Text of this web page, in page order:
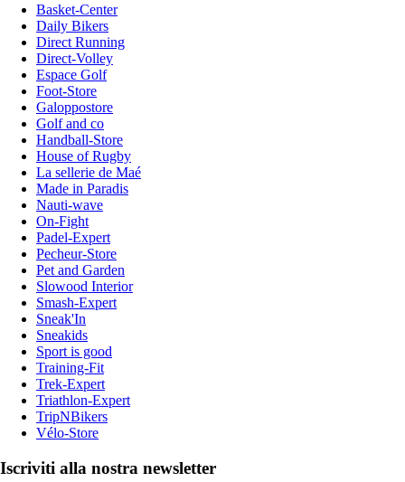
Basket-Center
Daily Bikers
Direct Running
Direct-Volley
Espace Golf
Foot-Store
Galoppostore
Golf and co
Handball-Store
House of Rugby
La sellerie de Maé
Made in Paradis
Nauti-wave
On-Fight
Padel-Expert
Pecheur-Store
Pet and Garden
Slowood Interior
Smash-Expert
Sneak'In
Sneakids
Sport is good
Training-Fit
Trek-Expert
Triathlon-Expert
TripNBikers
Vélo-Store
Iscriviti alla nostra newsletter